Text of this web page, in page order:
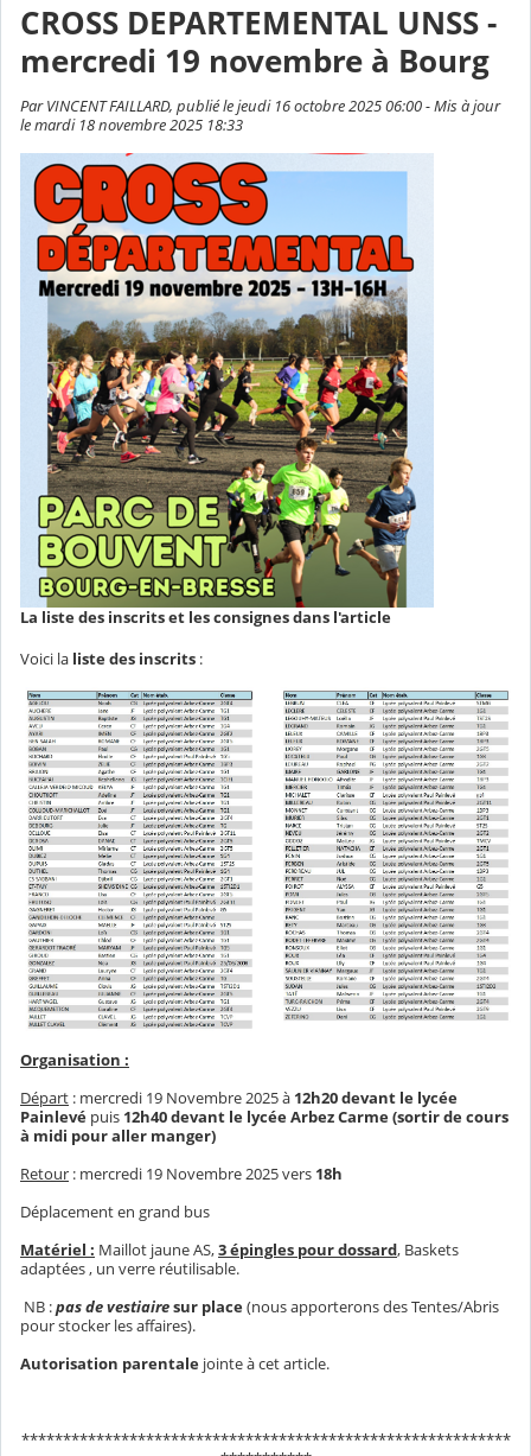
CROSS DEPARTEMENTAL UNSS -
mercredi 19 novembre à Bourg
Par VINCENT FAILLARD, publié le jeudi 16 octobre 2025 06:00 - Mis à jour
le mardi 18 novembre 2025 18:33
La liste des inscrits et les consignes dans l'article
Voici la liste des inscrits :
Organisation :
Départ : mercredi 19 Novembre 2025 à 12h20 devant le lycée
Painlevé puis 12h40 devant le lycée Arbez Carme (sortir de cours
à midi pour aller manger)
Retour : mercredi 19 Novembre 2025 vers 18h
Déplacement en grand bus
Matériel : Maillot jaune AS,3 épingles pourdossard, Baskets
adaptées , un verre réutilisable.
NB :pas de vestiairesur place(nous apporterons des Tentes/Abris
pour stocker les affaires).
Autorisation parentale jointe à cet article.
***********************************************************